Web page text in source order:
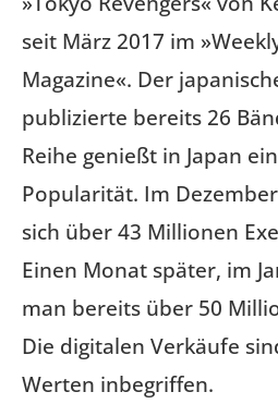
seit März 2017 im
Magazine«. Der
publizierte bereits 26
Reihe genießt in Japan
Popularität. Im
sich über 43 Millionen
Einen Monat später, im
man bereits über 50
Die digitalen Verkäufe
Werten inbegriffen.